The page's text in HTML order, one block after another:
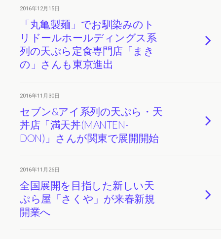
2016年12月15日
「丸亀製麺」でお馴染みのト
リドールホールディングス系
列の天ぷら定食専門店「まき
の」さんも東京進出
2016年11月30日
セブン&アイ系列の天ぷら・天
丼店「満天丼(MANTEN-
DON)」さんが関東で展開開始
2016年11月26日
全国展開を目指した新しい天
ぷら屋「さくや」が来春新規
開業へ